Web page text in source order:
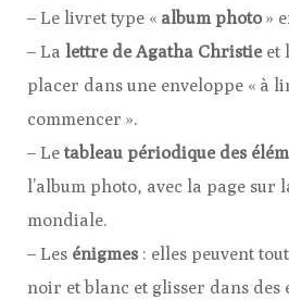
– Le livret type « album photo»
– La lettre de Agatha Christie et
placer dans une enveloppe « à
commencer ».
– Le tableau périodique des
l’album photo, avec la page sur
mondiale.
– Les énigmes : elles peuvent
noir et blanc et glisser dans des